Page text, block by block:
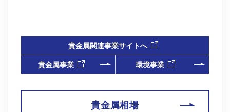
「FTSE JPX Blossom Japan Sector Relative Index」構成銘柄に
継続選定
（475KB）
2026年07月17日 お知らせ
『Newsweek International』および『The Worldfolio』に松田芳
貴金属関連事業サイトへ
貴金属事業 環境事業
貴金属相場